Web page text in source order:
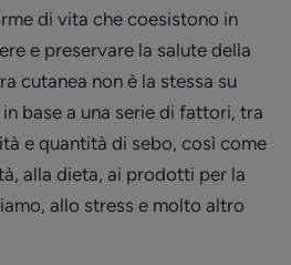
di vita che coesistono in
e preservare la salute della
cutanea non è la stessa su
base a una serie di fattori, tra
e quantità di sebo, così come
alla dieta, ai prodotti per la
allo stress e molto altro